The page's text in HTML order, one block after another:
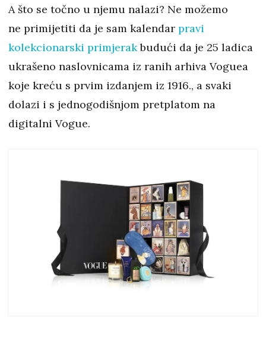
A što se točno u njemu nalazi? Ne možemo
ne primijetiti da je sam kalendar pravi
kolekcionarski primjerakbudući da je 25 ladica
ukrašeno naslovnicama iz ranih arhiva Voguea
koje kreću s prvim izdanjem iz 1916., a svaki
dolazi i s jednogodišnjom pretplatom na
digitalni Vogue.